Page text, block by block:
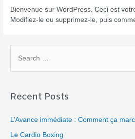
Bienvenue sur WordPress. Ceci est
Modifiez-le ou supprimez-le, puis
Recent Posts
L’Avance immédiate : Comment ça
Le Cardio Boxing